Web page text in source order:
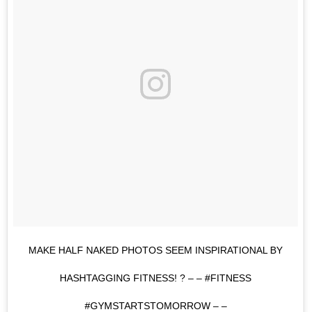
MAKE HALF NAKED PHOTOS SEEM INSPIRATIONAL BY
HASHTAGGING FITNESS! ? – – #FITNESS
#GYMSTARTSTOMORROW – –